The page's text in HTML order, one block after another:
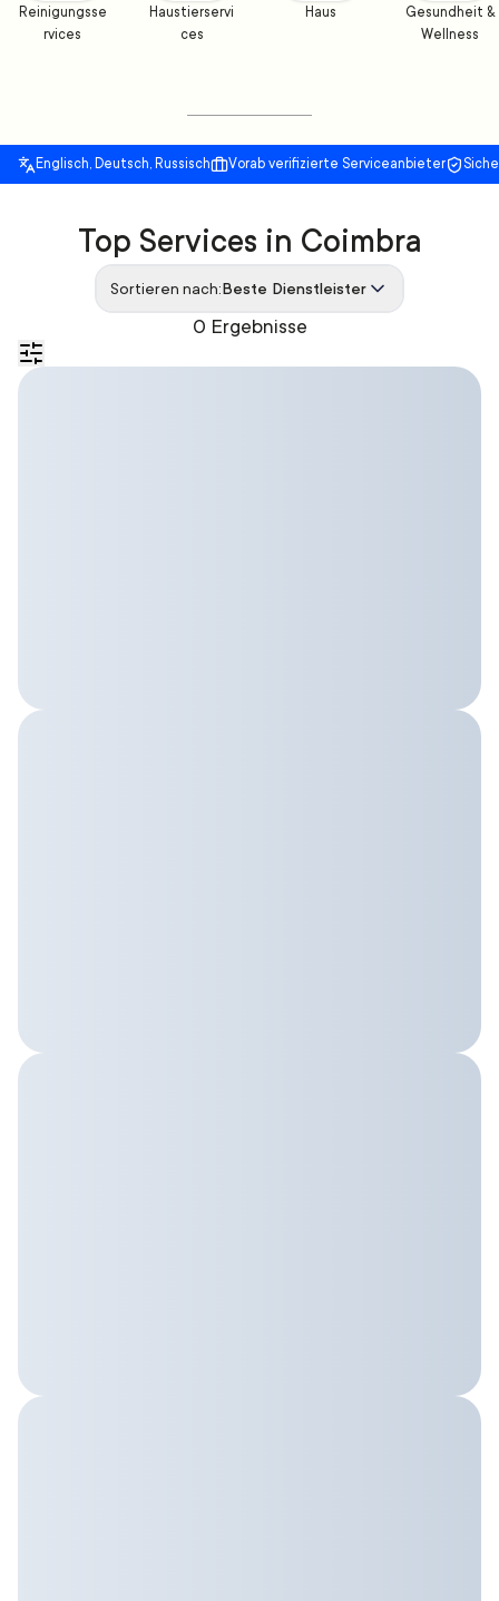
Reinigungsse
rvices
Haustierservi
ces
Haus
Gesundheit &
Wellness
Englisch, Deutsch, Russisch Vorab verifizierte Serviceanbieter
0 Ergebnisse
Top Services in Coimbra
Sortieren nach:Beste Dienstleister